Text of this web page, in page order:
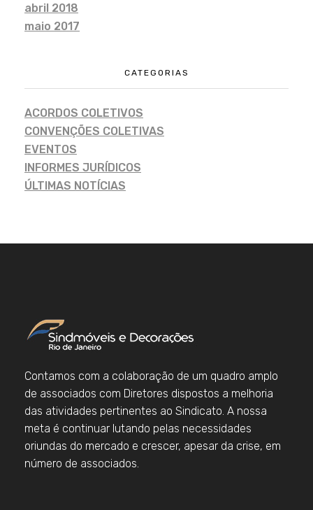
abril 2018
maio 2017
CATEGORIAS
ACORDOS COLETIVOS
CONVENÇÕES COLETIVAS
EVENTOS
INFORMES JURÍDICOS
ÚLTIMAS NOTÍCIAS
Contamos com a colaboração de um quadro amplo
de associados com Diretores dispostos a melhoria
das atividades pertinentes ao Sindicato. A nossa
meta é continuar lutando pelas necessidades
oriundas do mercado e crescer, apesar da crise, em
número de associados.